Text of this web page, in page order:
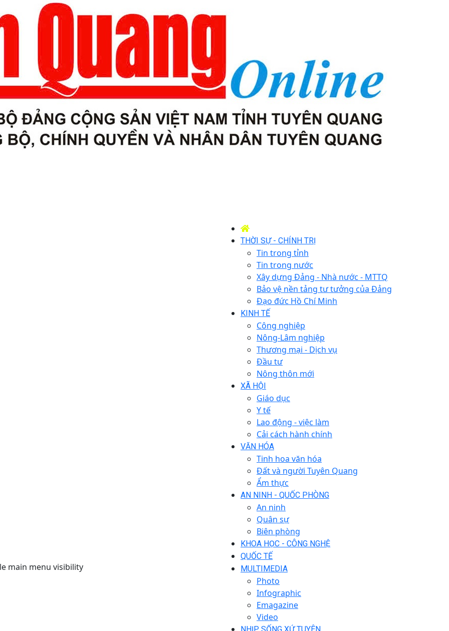
main menu visibility
THỜI SỰ - CHÍNH TRỊ
Tin trong tỉnh
Tin trong nước
Xây dựng Đảng - Nhà nước - MTTQ
Bảo vệ nền tảng tư tưởng của Đảng
Đạo đức Hồ Chí Minh
KINH TẾ
Công nghiệp
Nông-Lâm nghiệp
Thương mại - Dịch vụ
Đầu tư
Nông thôn mới
XÃ HỘI
Giáo dục
Y tế
Lao động - việc làm
Cải cách hành chính
VĂN HÓA
Tinh hoa văn hóa
Đất và người Tuyên Quang
Ẩm thực
AN NINH - QUỐC PHÒNG
An ninh
Quân sự
Biên phòng
KHOA HỌC - CÔNG NGHỆ
QUỐC TẾ
MULTIMEDIA
Photo
Infographic
Emagazine
Video